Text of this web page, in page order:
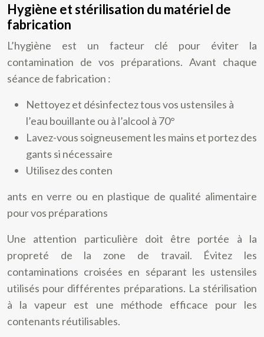
Hygiène et stérilisation du matériel de
fabrication
L’hygiène est un facteur clé pour éviter la
contamination de vos préparations. Avant chaque
séance de fabrication :
Nettoyez et désinfectez tous vos ustensiles à
l’eau bouillante ou à l’alcool à 70°
Lavez-vous soigneusement les mains et portez des
gants si nécessaire
Utilisez des conten
ants en verre ou en plastique de qualité alimentaire
pour vos préparations
Une attention particulière doit être portée à la
propreté de la zone de travail. Évitez les
contaminations croisées en séparant les ustensiles
utilisés pour différentes préparations. La stérilisation
à la vapeur est une méthode efficace pour les
contenants réutilisables.